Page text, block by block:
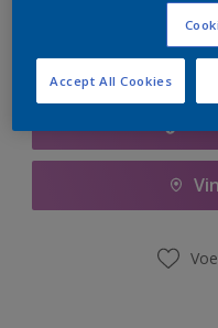
Accept All Cookies